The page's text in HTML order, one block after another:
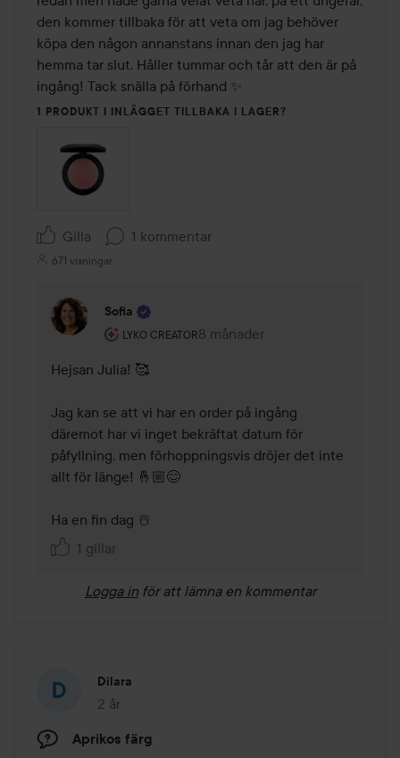
den kommer tillbaka för att veta om jag behöver
köpa den någon annanstans innan den jag har
hemma tar slut. Håller tummar och tår att den är på
ingång! Tack snälla på förhand ✨
1 PRODUKT I INLÄGGET TILLBAKA I LAGER?
Gilla 1 kommentar
671 visningar
Sofia
LYKO CREATOR
Användarens roll: Lyko Creator.
8 månader
Kommentaren lades 8 månader
Hejsan Julia! 🥰
Jag kan se att vi har en order på ingång
däremot har vi inget bekräftat datum för
påfyllning, men förhoppningsvis dröjer det inte
allt för länge! 🤞🏼😊
Ha en fin dag ☃️
1 gillar
Logga in för att lämna en kommentar
Dilara
2 år
Inlägget skapades 2 år
Aprikos färg